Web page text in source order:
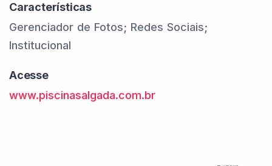
Características
Gerenciador de Fotos; Redes Sociais;
Institucional
Acesse
www.piscinasalgada.com.br